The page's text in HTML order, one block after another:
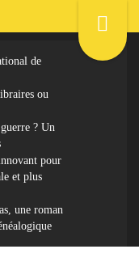
de
ou
? Un
pour
et plus
une roman